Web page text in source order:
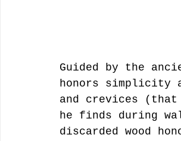
Guided by the
honors simplicity
and crevices
he finds during
discarded wood